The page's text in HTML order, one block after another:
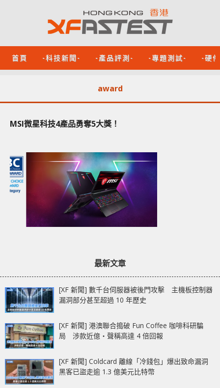
首頁 -科技新聞- -產品評測- -專題測試- -硬
award
MSI微星科技4產品勇奪5大獎！
最新文章
[XF 新聞] 數千台伺服器被後門攻擊 主機板控制器
漏洞部分甚至超過 10 年歷史
[XF 新聞] 港澳聯合搗破 Fun Coffee 咖啡科研騙
局 涉款近億‧聲稱高達 4 倍回報
[XF 新聞] Coldcard 離線「冷錢包」爆出致命漏洞
黑客已盜走逾 1.3 億美元比特幣